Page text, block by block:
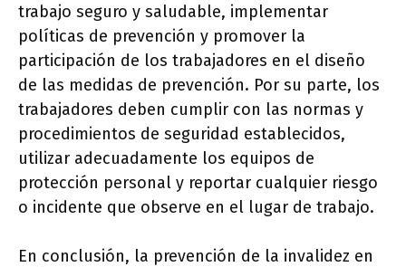
trabajo seguro y saludable, implementar
políticas de prevención y promover la
participación de los trabajadores en el diseño
de las medidas de prevención. Por su parte, los
trabajadores deben cumplir con las normas y
procedimientos de seguridad establecidos,
utilizar adecuadamente los equipos de
protección personal y reportar cualquier riesgo
o incidente que observe en el lugar de trabajo.
En conclusión, la prevención de la invalidez en